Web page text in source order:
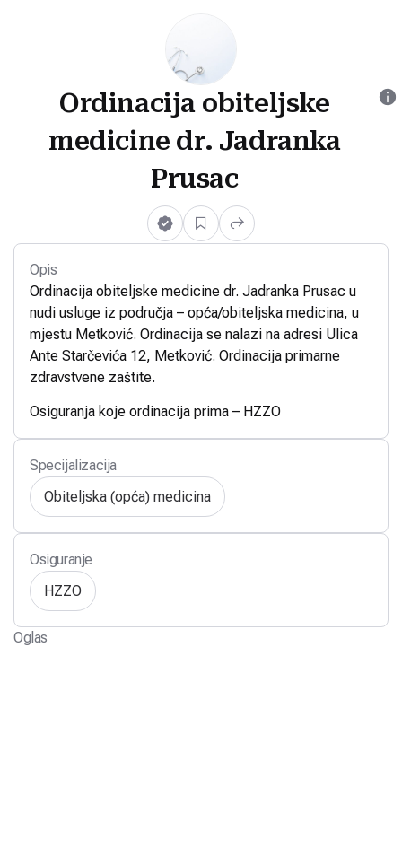
Ordinacija obiteljske
medicine dr. Jadranka
Prusac
Opis
Ordinacija obiteljske medicine dr. Jadranka Prusac u
nudi usluge iz područja – opća/obiteljska medicina, u
mjestu Metković. Ordinacija se nalazi na adresi Ulica
Ante Starčevića 12, Metković. Ordinacija primarne
zdravstvene zaštite.
Osiguranja koje ordinacija prima – HZZO
Specijalizacija
Obiteljska (opća) medicina
Osiguranje
HZZO
Oglas